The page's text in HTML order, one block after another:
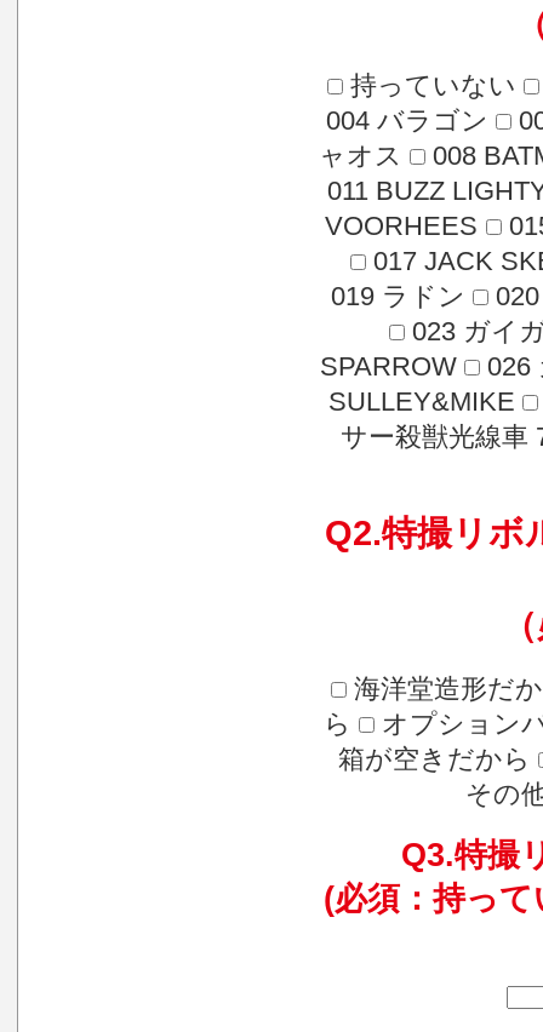
持っていない
004 バラゴン
ャオス
008
011 BUZZ
VOORHEES
017 JACK
019 ラドン
023 ガイ
SPARROW
026
SULLEY&MIKE
サー殺獣光線車
Q2.特撮リボ
海洋堂造形だ
ら
オプション
箱が空きだから
その
Q3.特撮
(必須：持っ